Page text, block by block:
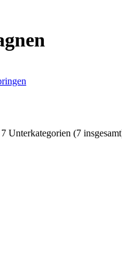
Unterkategorien (7